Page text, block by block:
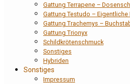
Gattung Terrapene –
Gattung Testudo –
Gattung Trachemys –
Gattung Trionyx
Schildkrötenschmuck
Sonstiges
Hybriden
Sonstiges
Impressum